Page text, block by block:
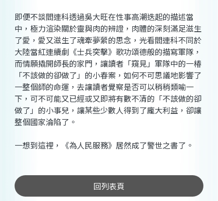
即便不談閻連科透過吳大旺在性事高潮迭起的描述當
中，極力渲染關於靈與肉的辨證，肉體的深刻滿足滋生
了愛，愛又滋生了魂牽夢縈的思念，光看閻連科不同於
大陸當紅連續劇《士兵突擊》歌功頌德般的描寫軍隊，
而情願撬開師長的家門，讓讀者「窺見」軍隊中的一椿
「不該做的卻做了」的小春案，如何不可思議地影響了
一整個師的命運，去讓讀者覺察是否可以稍稍類喻一
下，可不可能又已經或又即將有數不清的「不該做的卻
做了」的小事兒，讓某些少數人得到了龐大利益，卻讓
整個國家淪陷了。
一想到這裡，《為人民服務》居然成了警世之書了。
回列表頁